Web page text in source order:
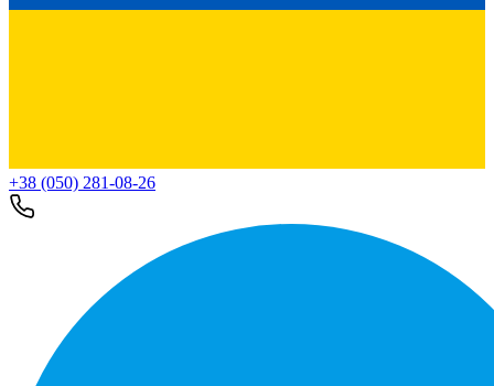
+38 (050) 281-08-26